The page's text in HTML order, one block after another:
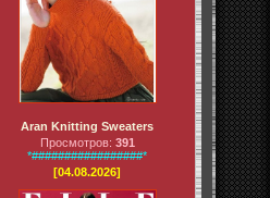
Aran Knitting Sweaters
Просмотров: 391
*#################*
[04.08.2026]